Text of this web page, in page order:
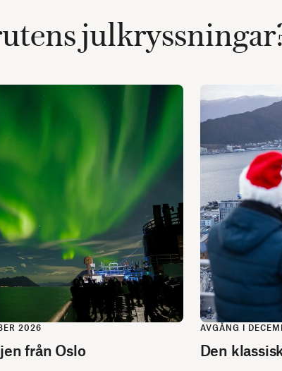
2026
från Oslo
AVGÅNG I
Den